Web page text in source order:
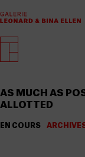
AS MUCH AS
ALLOTTED
EN COURS